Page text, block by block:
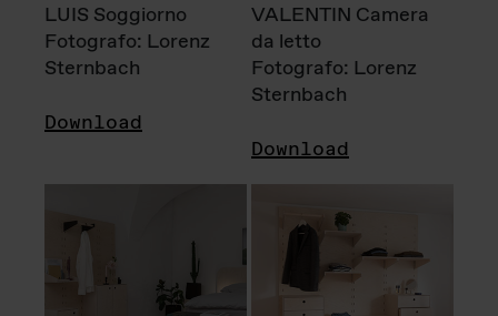
LUIS Soggiorno
Fotografo: Lorenz
Sternbach
Download
VALENTIN Camera
da letto
Fotografo: Lorenz
Sternbach
Download